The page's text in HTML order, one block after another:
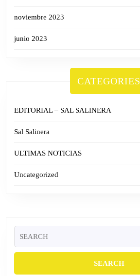
noviembre 2023
junio 2023
CATEGORIES
EDITORIAL – SAL SALINERA
Sal Salinera
ULTIMAS NOTICIAS
Uncategorized
for: